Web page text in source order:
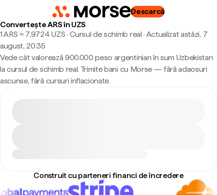
Descarcă
Convertește ARS în UZS
1 ARS ≈ 7,9724 UZS · Cursul de schimb real · Actualizat astăzi, 7
august, 20:35
Vede cât valorează 900.000 peso argentinian în sum Uzbekistan
la cursul de schimb real. Trimite bani cu Morse — fără adaosuri
ascunse, fără cursuri inflacionate.
Construit cu parteneri financi de încredere